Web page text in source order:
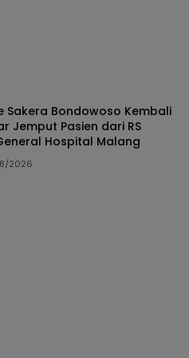
Sakera Bondowoso Kembali
Jemput Pasien dari RS
Hospital Malang
2026